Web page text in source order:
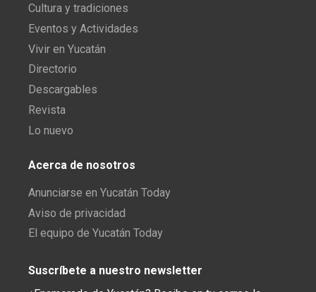
Cultura y tradiciones
Eventos y Actividades
Vivir en Yucatán
Directorio
Descargables
Revista
Lo nuevo
Acerca de nosotros
Anunciarse en Yucatán Today
Aviso de privacidad
El equipo de Yucatán Today
Suscríbete a nuestro newsletter